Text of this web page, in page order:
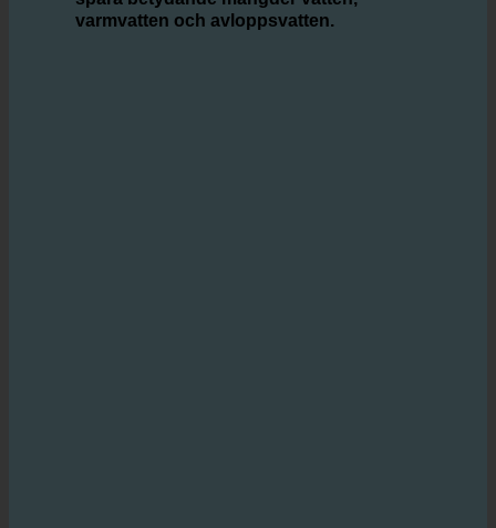
ecoturbino®-teknikerbjuder en innovativ
lösning som gör det möjligt för hotell att